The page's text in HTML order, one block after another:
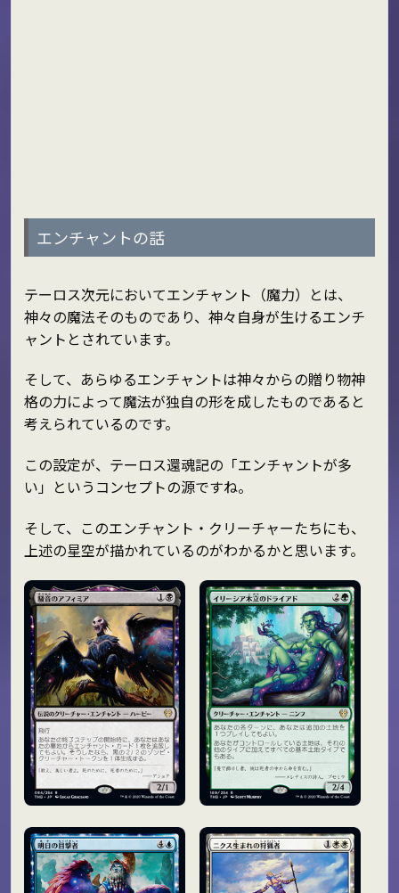
エンチャントの話
テーロス次元においてエンチャント（魔力）とは、
神々の魔法そのものであり、神々自身が生けるエンチ
ャントとされています。
そして、あらゆるエンチャントは神々からの贈り物――神
格の力によって魔法が独自の形を成したものであると
考えられているのです。
この設定が、テーロス還魂記の「エンチャントが多
い」というコンセプトの源ですね。
そして、このエンチャント・クリーチャーたちにも、
上述の星空が描かれているのがわかるかと思います。